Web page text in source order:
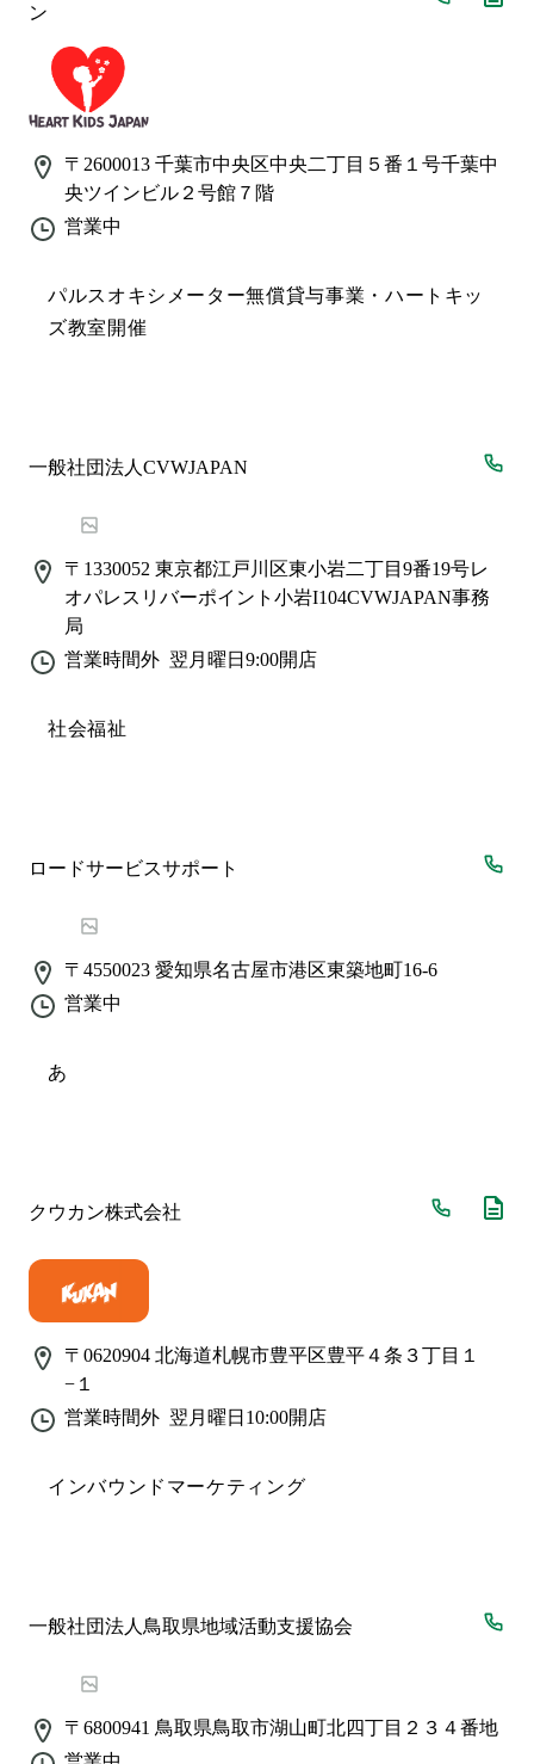
ン
〒2600013 千葉市中央区中央二丁目５番１号千葉中
央ツインビル２号館７階
営業中
パルスオキシメーター無償貸与事業・ハートキッ
ズ教室開催
一般社団法人CVWJAPAN
〒1330052 東京都江戸川区東小岩二丁目9番19号レ
オパレスリバーポイント小岩I104CVWJAPAN事務
局
営業時間外 翌月曜日9:00開店
社会福祉
ロードサービスサポート
〒4550023 愛知県名古屋市港区東築地町16-6
営業中
あ
クウカン株式会社
〒0620904 北海道札幌市豊平区豊平４条３丁目１
−１
営業時間外 翌月曜日10:00開店
インバウンドマーケティング
一般社団法人鳥取県地域活動支援協会
〒6800941 鳥取県鳥取市湖山町北四丁目２３４番地